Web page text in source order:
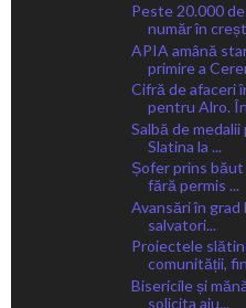
Peste 20.000
număr în
APIA amână
primire a
Cifră de afaceri
pentru Alro.
Salbă de
Slatina la ...
Șofer prins băut
fără permis ...
Avansări în grad
salvatori...
Proiectele
comunității,
Bisericile și
solicita aju...